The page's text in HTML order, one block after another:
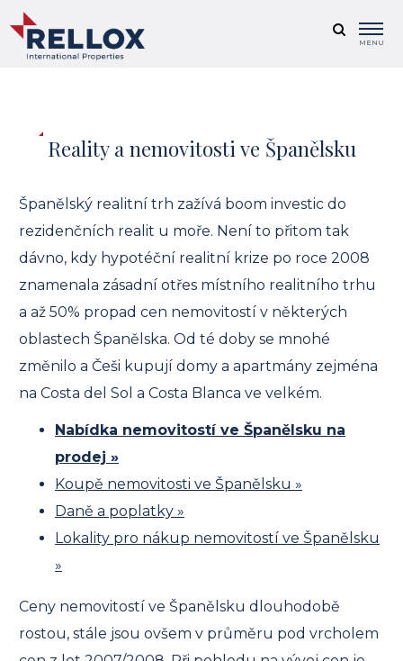
MENU
Reality a nemovitosti ve Španělsku
Španělský realitní trh zažívá boom investic do
rezidenčních realit u moře. Není to přitom tak
dávno, kdy hypotéční realitní krize po roce 2008
znamenala zásadní otřes místního realitního trhu
a až 50% propad cen nemovitostí v některých
oblastech Španělska. Od té doby se mnohé
změnilo a Češi kupují domy a apartmány zejména
na Costa del Sol a Costa Blanca ve velkém.
Nabídka nemovitostí ve Španělsku na
prodej »
Koupě nemovitosti ve Španělsku »
Daně a poplatky »
Lokality pro nákup nemovitostí ve Španělsku
»
Ceny nemovitostí ve Španělsku dlouhodobě
rostou, stále jsou ovšem v průměru pod vrcholem